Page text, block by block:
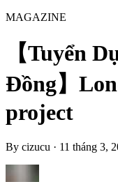
MAGAZINE
【Tuyển
Đồng】
project
By cizucu · 11 tháng 3,